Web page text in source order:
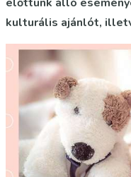
kulturális ajánlót,